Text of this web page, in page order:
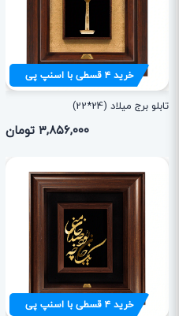
خرید۴قسطی با اسنپ پی
تابلو برج میلاد (24*22)
۳,۸۵۶,۰۰۰ تومان
خرید۴قسطی با اسنپ پی